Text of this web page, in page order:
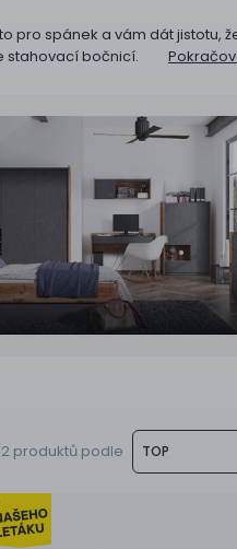
pro spánek a vám dát jistotu,
stahovací bočnicí.
TOP
produktů podle